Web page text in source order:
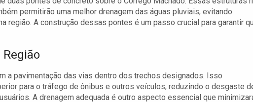
permitirão uma melhor drenagem das águas pluviais, evitando
região. A construção dessas pontes é um passo crucial para garantir
a pavimentação das vias dentro dos trechos designados. Isso
para o tráfego de ônibus e outros veículos, reduzindo o desgaste
A drenagem adequada é outro aspecto essencial que